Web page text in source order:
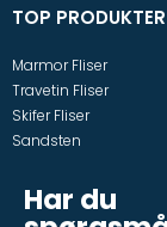
TOP PRODUKTER
Marmor Fliser
Travetin Fliser
Skifer Fliser
Sandsten
Har du